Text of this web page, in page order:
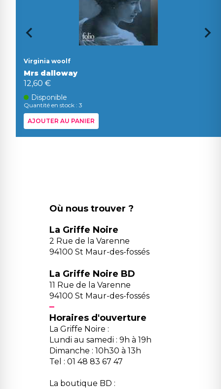
Virginia woolf
Mrs dalloway
12,60 €
Disponible
Quantité en stock : 3
AJOUTER AU PANIER
Où nous trouver ?
La Griffe Noire
2 Rue de la Varenne
94100 St Maur-des-fossés
La Griffe Noire BD
11 Rue de la Varenne
94100 St Maur-des-fossés
Horaires d'ouverture
La Griffe Noire :
Lundi au samedi : 9h à 19h
Dimanche : 10h30 à 13h
Tel : 01 48 83 67 47
La boutique BD :